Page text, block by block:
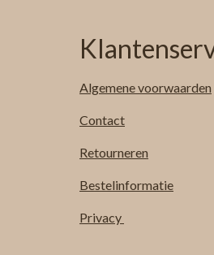
Algemenevoorwaarden
Contact
Retourneren
Bestelinformatie
Privacy